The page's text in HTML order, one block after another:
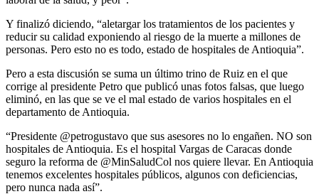
Y finalizó diciendo, “aletargar los tratamientos de los pacientes y
reducir su calidad exponiendo al riesgo de la muerte a millones de
personas. Pero esto no es todo, estado de hospitales de Antioquia”.
Pero a esta discusión se suma un último trino de Ruiz en el que
corrige al presidente Petro que publicó unas fotos falsas, que luego
eliminó, en las que se ve el mal estado de varios hospitales en el
departamento de Antioquia.
“Presidente @petrogustavo que sus asesores no lo engañen. NO son
hospitales de Antioquia. Es el hospital Vargas de Caracas donde
seguro la reforma de @MinSaludCol nos quiere llevar. En Antioquia
tenemos excelentes hospitales públicos, algunos con deficiencias,
pero nunca nada así”.